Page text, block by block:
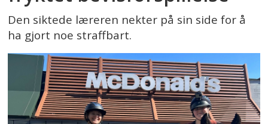
Den siktede læreren nekter på sin side for å
ha gjort noe straffbart.